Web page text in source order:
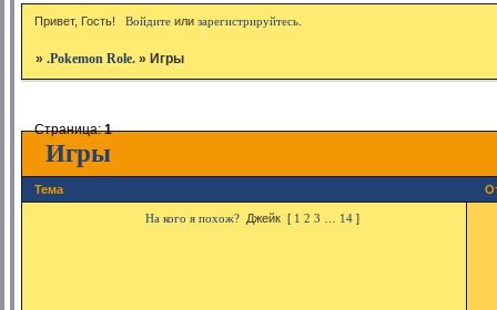
Привет, Гость! Войдитеили зарегистрируйтесь.
».Pokemon Role. » Игры
Игры
Страница:1
Тема
На кого я похож? Джейк [ 1 2 3 14 ]